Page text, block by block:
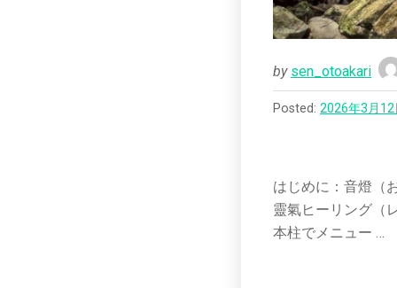
by sen_otoakari
Posted: 2026年3月12
はじめに：音燈（
靈氣ヒーリング（
本柱でメニュー …